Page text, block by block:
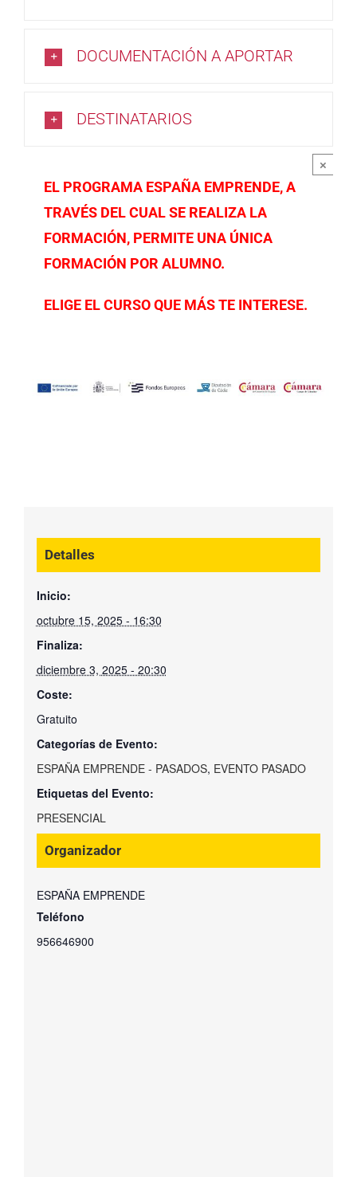
DOCUMENTACIÓN A APORTAR
DESTINATARIOS
EL PROGRAMA ESPAÑA EMPRENDE, A
TRAVÉS DEL CUAL SE REALIZA LA
FORMACIÓN, PERMITE UNA ÚNICA
FORMACIÓN POR ALUMNO.
ELIGE EL CURSO QUE MÁS TE INTERESE.
×
Detalles
Inicio:
octubre 15, 2025 - 16:30
Finaliza:
diciembre 3, 2025 - 20:30
Coste:
Gratuito
Categorías de Evento:
ESPAÑA EMPRENDE - PASADOS, EVENTO PASADO
Etiquetas del Evento:
PRESENCIAL
Organizador
ESPAÑA EMPRENDE
Teléfono
956646900